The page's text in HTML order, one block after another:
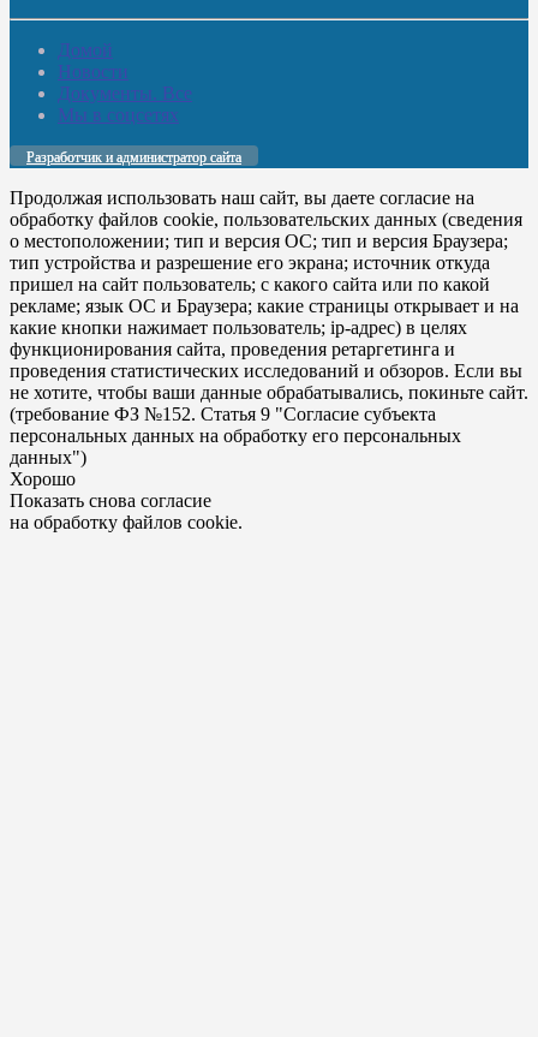
Домой
Новости
Документы. Все
Мы в соцсетях
Разработчик и администратор сайта
Продолжая использовать наш сайт, вы даете согласие на
обработку файлов cookie, пользовательских данных (сведения
о местоположении; тип и версия ОС; тип и версия Браузера;
тип устройства и разрешение его экрана; источник откуда
пришел на сайт пользователь; с какого сайта или по какой
рекламе; язык ОС и Браузера; какие страницы открывает и на
какие кнопки нажимает пользователь; ip-адрес) в целях
функционирования сайта, проведения ретаргетинга и
проведения статистических исследований и обзоров. Если вы
не хотите, чтобы ваши данные обрабатывались, покиньте сайт.
(требование ФЗ №152. Статья 9 "Согласие субъекта
персональных данных на обработку его персональных
данных")
Хорошо
Показать снова согласие
на обработку файлов cookie.